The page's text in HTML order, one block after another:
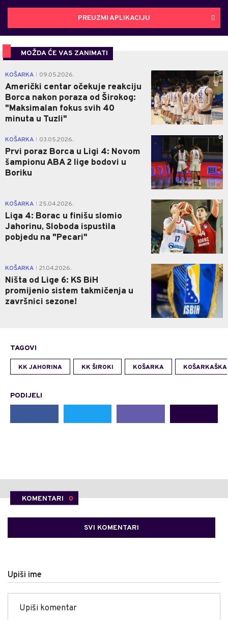
PREUZMI APLIKACIJU
MOŽDA ĆE VAS ZANIMATI
KOŠARKA 09.05.2026.
Američki centar očekuje reakciju
Borca nakon poraza od Širokog:
"Maksimalan fokus svih 40
minuta u Tuzli"
0
KOŠARKA 03.05.2026.
Prvi poraz Borca u Ligi 4: Novom
šampionu ABA 2 lige bodovi u
Boriku
0
KOŠARKA 25.04.2026.
Liga 4: Borac u finišu slomio
Jahorinu, Sloboda ispustila
pobjedu na "Pecari"
0
KOŠARKA 21.04.2026.
Ništa od Lige 6: KS BiH
promijenio sistem takmičenja u
završnici sezone!
0
TAGOVI
KK JAHORINA KK ŠIROKI KOŠARKA
PODIJELI
KOMENTARI 0
SVI KOMENTARI
Upiši ime